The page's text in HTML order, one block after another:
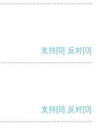
支持[0] 反对[0]
支持[0] 反对[0]